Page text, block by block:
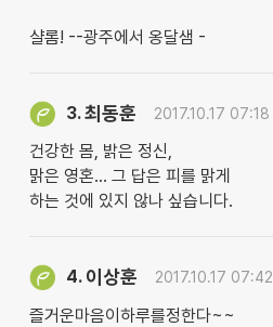
샬롬! --광주에서 옹달샘 -
3.최동훈 2017.10.17 07:18
건강한 몸, 밝은 정신,
맑은 영혼... 그 답은 피를 맑게
하는 것에 있지 않나 싶습니다.
4. 이상훈 2017.10.17 07:42
즐거운마음이하루를정한다~~